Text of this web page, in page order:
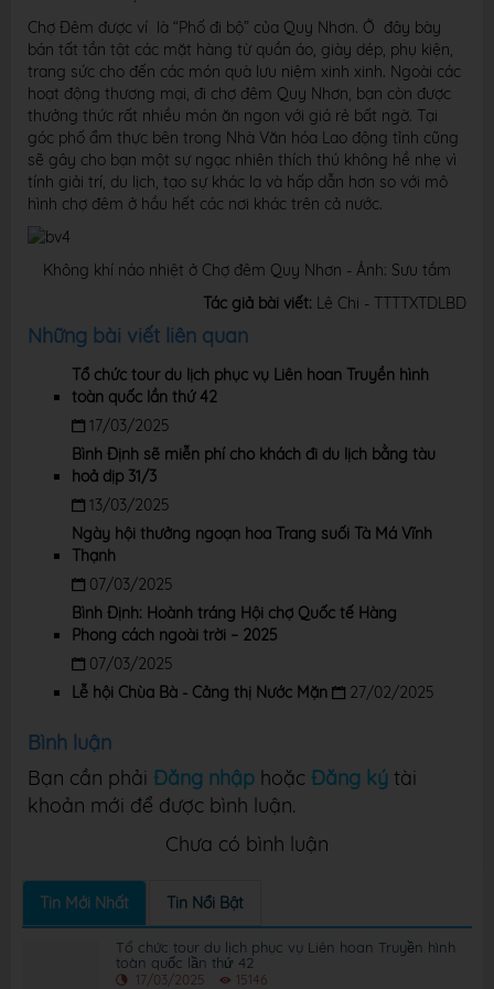
Chợ Đêm được ví là “Phố đi bộ” của Quy Nhơn. Ở đây bày
bán tất tần tật các mặt hàng từ quần áo, giày dép, phụ kiện,
trang sức cho đến các món quà lưu niệm xinh xinh. Ngoài các
hoạt động thương mại, đi chợ đêm Quy Nhơn, bạn còn được
thưởng thức rất nhiều món ăn ngon với giá rẻ bất ngờ. Tại
góc phố ẩm thực bên trong Nhà Văn hóa Lao động tỉnh cũng
sẽ gây cho bạn một sự ngạc nhiên thích thú không hề nhẹ vì
tính giải trí, du lịch, tạo sự khác lạ và hấp dẫn hơn so với mô
hình chợ đêm ở hầu hết các nơi khác trên cả nước.
Không khí náo nhiệt ở Chợ đêm Quy Nhơn - Ảnh: Sưu tầm
Tác giả bài viết: Lê Chi - TTTTXTDLBD
Những bài viết liên quan
Tổ chức tour du lịch phục vụ Liên hoan Truyền hình
toàn quốc lần thứ 42
17/03/2025
Bình Định sẽ miễn phí cho khách đi du lịch bằng tàu
hoả dịp 31/3
13/03/2025
Ngày hội thưởng ngoạn hoa Trang suối Tà Má Vĩnh
Thạnh
07/03/2025
Bình Định: Hoành tráng Hội chợ Quốc tế Hàng
Phong cách ngoài trời – 2025
07/03/2025
Lễ hội Chùa Bà - Cảng thị Nước Mặn
27/02/2025
Bình luận
Bạn cần phải Đăng nhập hoặc Đăng ký tài
khoản mới để được bình luận.
Chưa có bình luận
Tin Mới Nhất Tin Nổi Bật
Tổ chức tour du lịch phục vụ Liên hoan Truyền hình
toàn quốc lần thứ 42
17/03/2025 15146